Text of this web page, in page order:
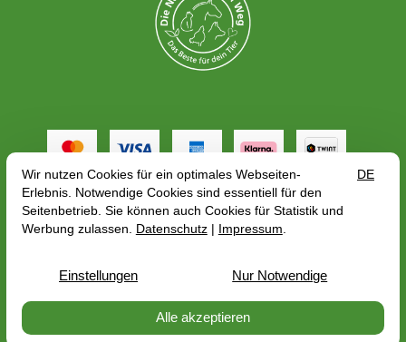
Alle Preise gelten inkl. MwSt. zzgl.Versandkosten
abhängig von der Lieferadresse kann sich der
Lieferlandes ändern
© 2026 — PerNaturam GmbH